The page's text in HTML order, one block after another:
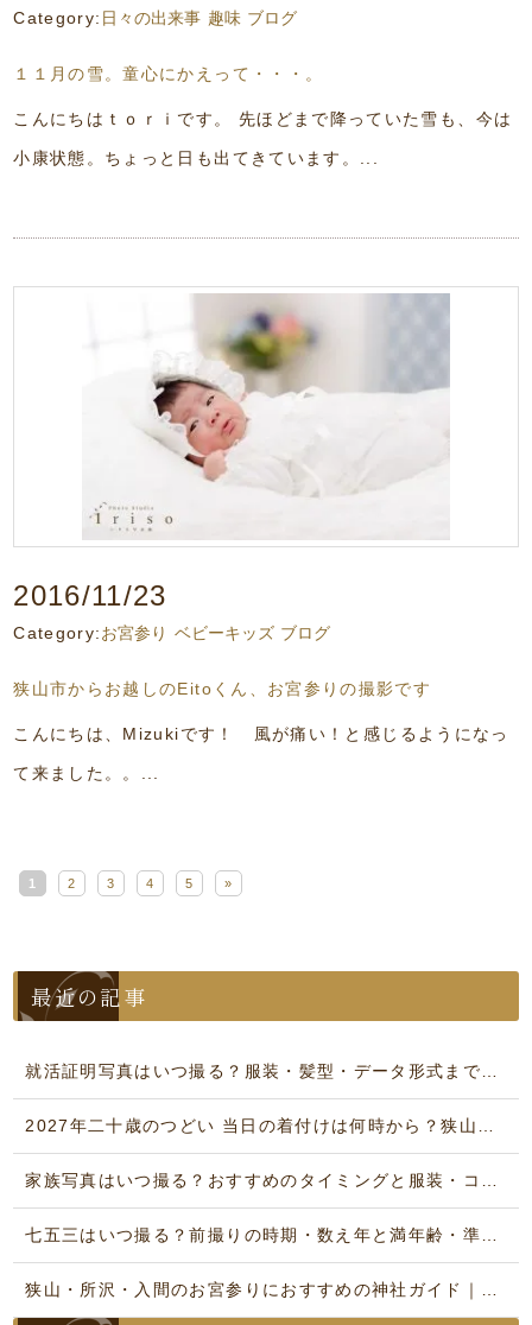
Category: 日々の出来事 趣味 ブログ
１１月の雪。童心にかえって・・・。
こんにちはｔｏｒｉです。 先ほどまで降っていた雪も、今は
小康状態。ちょっと日も出てきています。...
2016/11/23
Category: お宮参り ベビーキッズ ブログ
狭山市からお越しのEitoくん、お宮参りの撮影です
こんにちは、Mizukiです！ 風が痛い！と感じるようになっ
て来ました。。...
1 2 3 4 5 »
最近の記事
就活証明写真はいつ撮る？服装・髪型・データ形式まで解説｜狭山市いりそ写真館
2027年二十歳のつどい 当日の着付けは何時から？狭山・川越・所沢・入間
家族写真はいつ撮る？おすすめのタイミングと服装・コーデガイド
七五三はいつ撮る？前撮りの時期・数え年と満年齢・準備の完全ガイド
狭山・所沢・入間のお宮参りにおすすめの神社ガイド｜写真館が解説